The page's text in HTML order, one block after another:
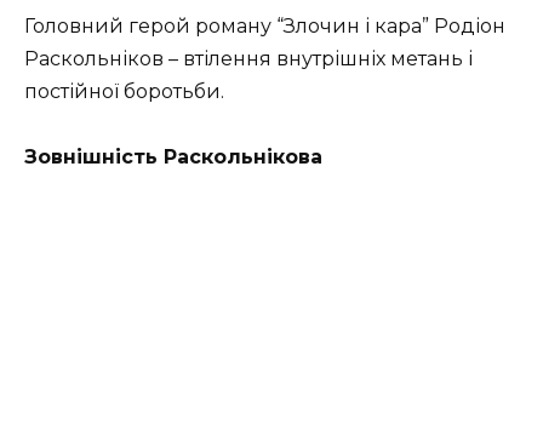
Головний герой роману “Злочин і кара” Родіон
Раскольніков – втілення внутрішніх метань і
постійної боротьби.
Зовнішність Раскольнікова